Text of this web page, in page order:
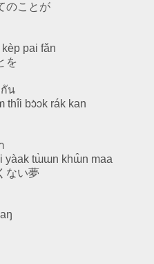
のことが
pai fǎn
を
น
thîi bɔ̀ɔk rák kan
yàak tɯ̀ɯn khɯ̂n maa
ない夢